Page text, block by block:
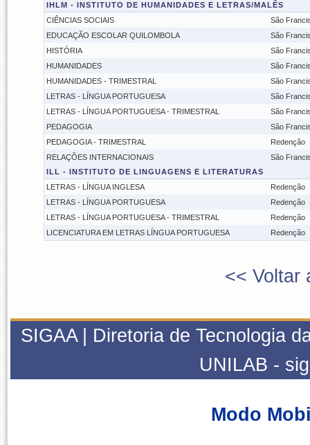
IHLM - INSTITUTO DE HUMANIDADES E LETRAS/MALÊS
CIÊNCIAS SOCIAIS
São
EDUCAÇÃO ESCOLAR QUILOMBOLA
São
HISTÓRIA
São
HUMANIDADES
São
HUMANIDADES - TRIMESTRAL
São
LETRAS - LÍNGUA PORTUGUESA
São
LETRAS - LÍNGUA PORTUGUESA - TRIMESTRAL
São
PEDAGOGIA
São
PEDAGOGIA - TRIMESTRAL
Redenção
RELAÇÕES INTERNACIONAIS
São
ILL - INSTITUTO DE LINGUAGENS E LITERATURAS
LETRAS - LÍNGUA INGLESA
Redenção
LETRAS - LÍNGUA PORTUGUESA
Redenção
LETRAS - LÍNGUA PORTUGUESA - TRIMESTRAL
Redenção
LICENCIATURA EM LETRAS LÍNGUA PORTUGUESA
Redenção
<< Voltar
SIGAA | Diretoria de Tecnologia
UNILAB -
Modo